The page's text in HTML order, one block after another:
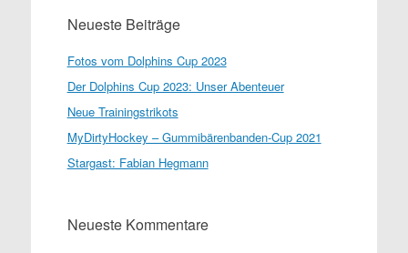
Neueste Beiträge
Fotos vom Dolphins Cup 2023
Der Dolphins Cup 2023: Unser Abenteuer
Neue Trainingstrikots
MyDirtyHockey – Gummibärenbanden-Cup 2021
Stargast: Fabian Hegmann
Neueste Kommentare